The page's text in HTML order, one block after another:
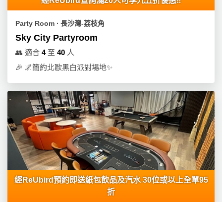
Party Room ∙ 長沙灣-荔枝角
Sky City Partyroom
👥 適合 4至 40 人
🎉 🌌簡約北歐黑白派對場地✨
經ReUbird預約即送紙包飲品及汽水 30位或以上全單95
折